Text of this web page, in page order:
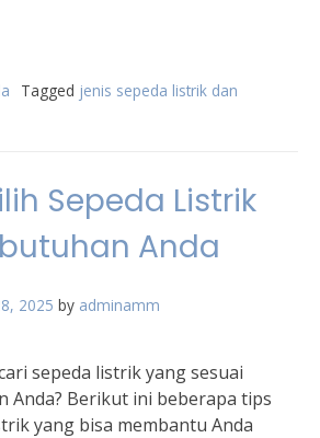
Tagged jenis sepeda listrik dan
Sepeda Listrik
Anda
2025 by adminamm
sepeda listrik yang sesuai
Anda? Berikut ini beberapa tips
yang bisa membantu Anda